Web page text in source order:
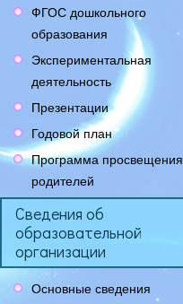
ФГОС дошкольного
образования
Экспериментальная
деятельность
Презентации
Годовой план
Программа просвещения
родителей
Сведения об
образовательной
организации
Основные сведения